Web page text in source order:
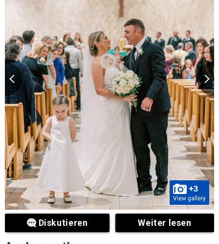
+3
View gallery
Diskutieren Weiter lesen